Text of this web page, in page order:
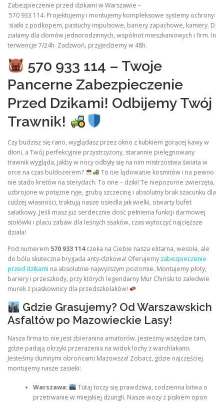
Zabezpieczenie przed dzikami w Warszawie –
570 933 114. Projektujemy i montujemy kompleksowe systemy ochrony:
siatki z podkopem, pastuchy impulsowe, bariery zapachowe, kamery. D
ziałamy dla domów jednorodzinnych, wspólnot mieszkaniowych i firm. In
terwencje 7/24h. Zadzwoń, przyjedziemy w 48h.
570 933 114 – Twoje
Pancerne Zabezpieczenie
Przed Dzikami! Odbijemy Twój
Trawnik!
Czy budzisz się rano, wyglądasz przez okno z kubkiem gorącej kawy w
dłoni, a Twój perfekcyjnie przystrzyżony, starannie pielęgnowany
trawnik wygląda, jakby w nocy odbyły się na nim mistrzostwa świata w
orce na czas buldożerem?
To nie lądowanie kosmitów i na pewno
nie stado kretów na sterydach. To one – dziki! Te niepozorne zwierzęta,
uzbrojone w potężne ryje, grubą szczecinę i absolutny brak szacunku dla
cudzej własności, traktują nasze osiedla jak wielki, otwarty bufet
sałatkowy. Jeśli masz już serdecznie dość pełnienia funkcji darmowej
stołówki i placu zabaw dla leśnych ssaków, czas wytoczyć najcięższe
działa!
Pod numerem 570 933 114czeka na Ciebie nasza elitarna, wesoła, ale
do bólu skuteczna brygada anty-dzikowa! Oferujemy zabezpieczenie
przed dzikami na absolutnie najwyższym poziomie. Montujemy płoty,
bariery i przeszkody, przy których legendarny Mur Chiński to zaledwie
murek z piaskownicy dla przedszkolaków!
Gdzie Grasujemy? Od Warszawskich
Asfaltów po Mazowieckie Lasy!
Nasza firma to nie jest zbieranina amatorów. Jesteśmy wszędzie tam,
gdzie padają okrzyki przerażenia na widok lochy z warchlakami.
Jesteśmy dumnymi obrońcami Mazowsza! Zobacz, gdzie najczęściej
montujemy nasze zasieki:
Warszawa:
Tutaj toczy się prawdziwa, codzienna bitwa o
przetrwanie w miejskiej dżungli. Nasze wozy z piskiem opon